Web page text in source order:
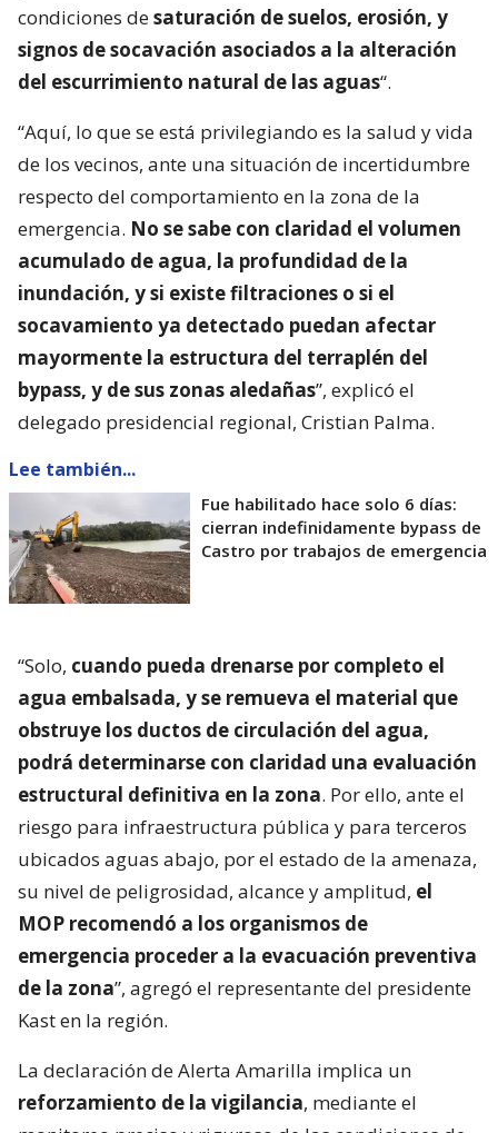
condiciones desaturación de suelos, erosión, y
signos de socavación asociados a la alteración
del escurrimiento natural de las aguas“.
“Aquí, lo que se está privilegiando es la salud y vida
de los vecinos, ante una situación de incertidumbre
respecto del comportamiento en la zona de la
emergencia. No se sabe con claridad el volumen
acumulado de agua, la profundidad de la
inundación, y si existe filtraciones o si el
socavamiento ya detectado puedan afectar
mayormente la estructura del terraplén del
bypass, y de sus zonas aledañas”, explicó el
delegado presidencial regional, Cristian Palma.
Lee también...
Fue habilitado hace solo 6 días:
cierran indefinidamente bypass de
Castro por trabajos de emergencia
“Solo, cuando pueda drenarse por completo el
agua embalsada, y se remueva el material que
obstruye los ductos de circulación del agua,
podrá determinarse con claridad una evaluación
estructural definitiva en la zona. Por ello, ante el
riesgo para infraestructura pública y para terceros
ubicados aguas abajo, por el estado de la amenaza,
su nivel de peligrosidad, alcance y amplitud, el
MOP recomendó a los organismos de
emergencia proceder a la evacuación preventiva
de la zona”, agregó el representante del presidente
Kast en la región.
La declaración de Alerta Amarilla implica un
reforzamiento de la vigilancia, mediante el